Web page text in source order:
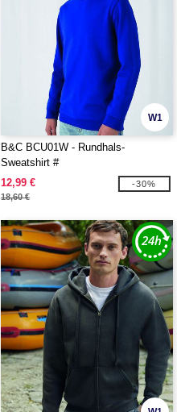
W1
B&C BCU01W - Rundhals-
Sweatshirt #
12,99 €
18,60 €
-30%